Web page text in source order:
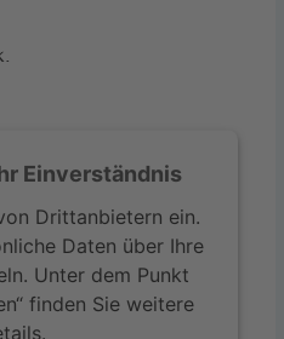
Einverständnis
Drittanbietern ein.
Daten über Ihre
Unter dem Punkt
finden Sie weitere